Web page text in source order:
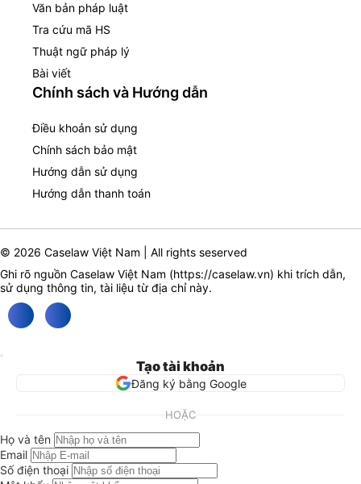
Văn bản pháp luật
Tra cứu mã HS
Thuật ngữ pháp lý
Bài viết
Chính sách và Hướng dẫn
Điều khoản sử dụng
Chính sách bảo mật
Hướng dẫn sử dụng
Hướng dẫn thanh toán
© 2026 Caselaw Việt Nam | All rights seserved
Ghi rõ nguồn Caselaw Việt Nam (https://caselaw.vn) khi trích dẫn,
sử dụng thông tin, tài liệu từ địa chỉ này.
Tạo tài khoản
Đăng ký bằng Google
HOẶC
Họ và tên
Email
Số điện thoại